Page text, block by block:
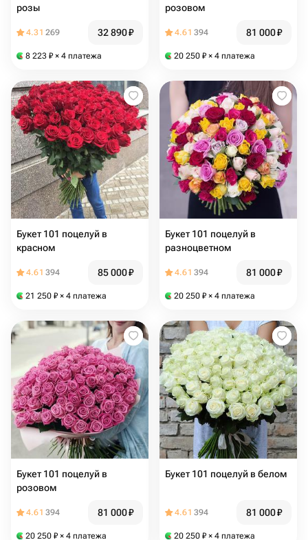
розы
4.31 269 32 890₽
8 223 ₽ × 4 платежа
розовом
4.61 394 81 000₽
20 250 ₽ × 4 платежа
Букет 101 поцелуй в
красном
4.61 394 85 000₽
21 250 ₽ × 4 платежа
Букет 101 поцелуй в
разноцветном
4.61 394 81 000₽
20 250 ₽ × 4 платежа
Букет 101 поцелуй в
розовом
4.61 394 81 000₽
20 250 ₽ × 4 платежа
Букет 101 поцелуй в белом
4.61 394 81 000₽
20 250 ₽ × 4 платежа